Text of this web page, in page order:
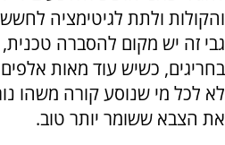
והקולות ולתת לגיטימציה
גבי זה יש מקום להסברה
בחריגים, כשיש עוד מאות
לא לכל מי שנוסע קורה משהו
את הצבא ששומר יותר טוב.